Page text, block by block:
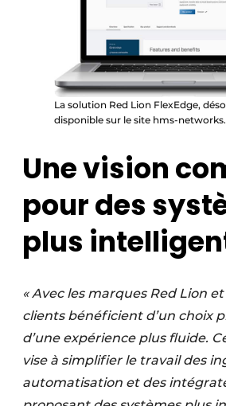
La solution Red Lion FlexEdge,
disponible sur le site hms-
Une vision
pour des
plus
« Avec les marques Red Lion
clients bénéficient d’un choix
d’une expérience plus fluide.
vise à simplifier le travail des
automatisation et des